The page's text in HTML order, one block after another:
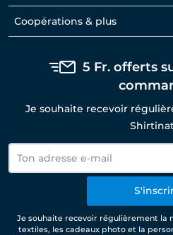
Coopérations & plus
5 Fr. offerts
Je souhaite recevoir
Je souhaite recevoir régulièrement la
textiles, les cadeaux photo et la